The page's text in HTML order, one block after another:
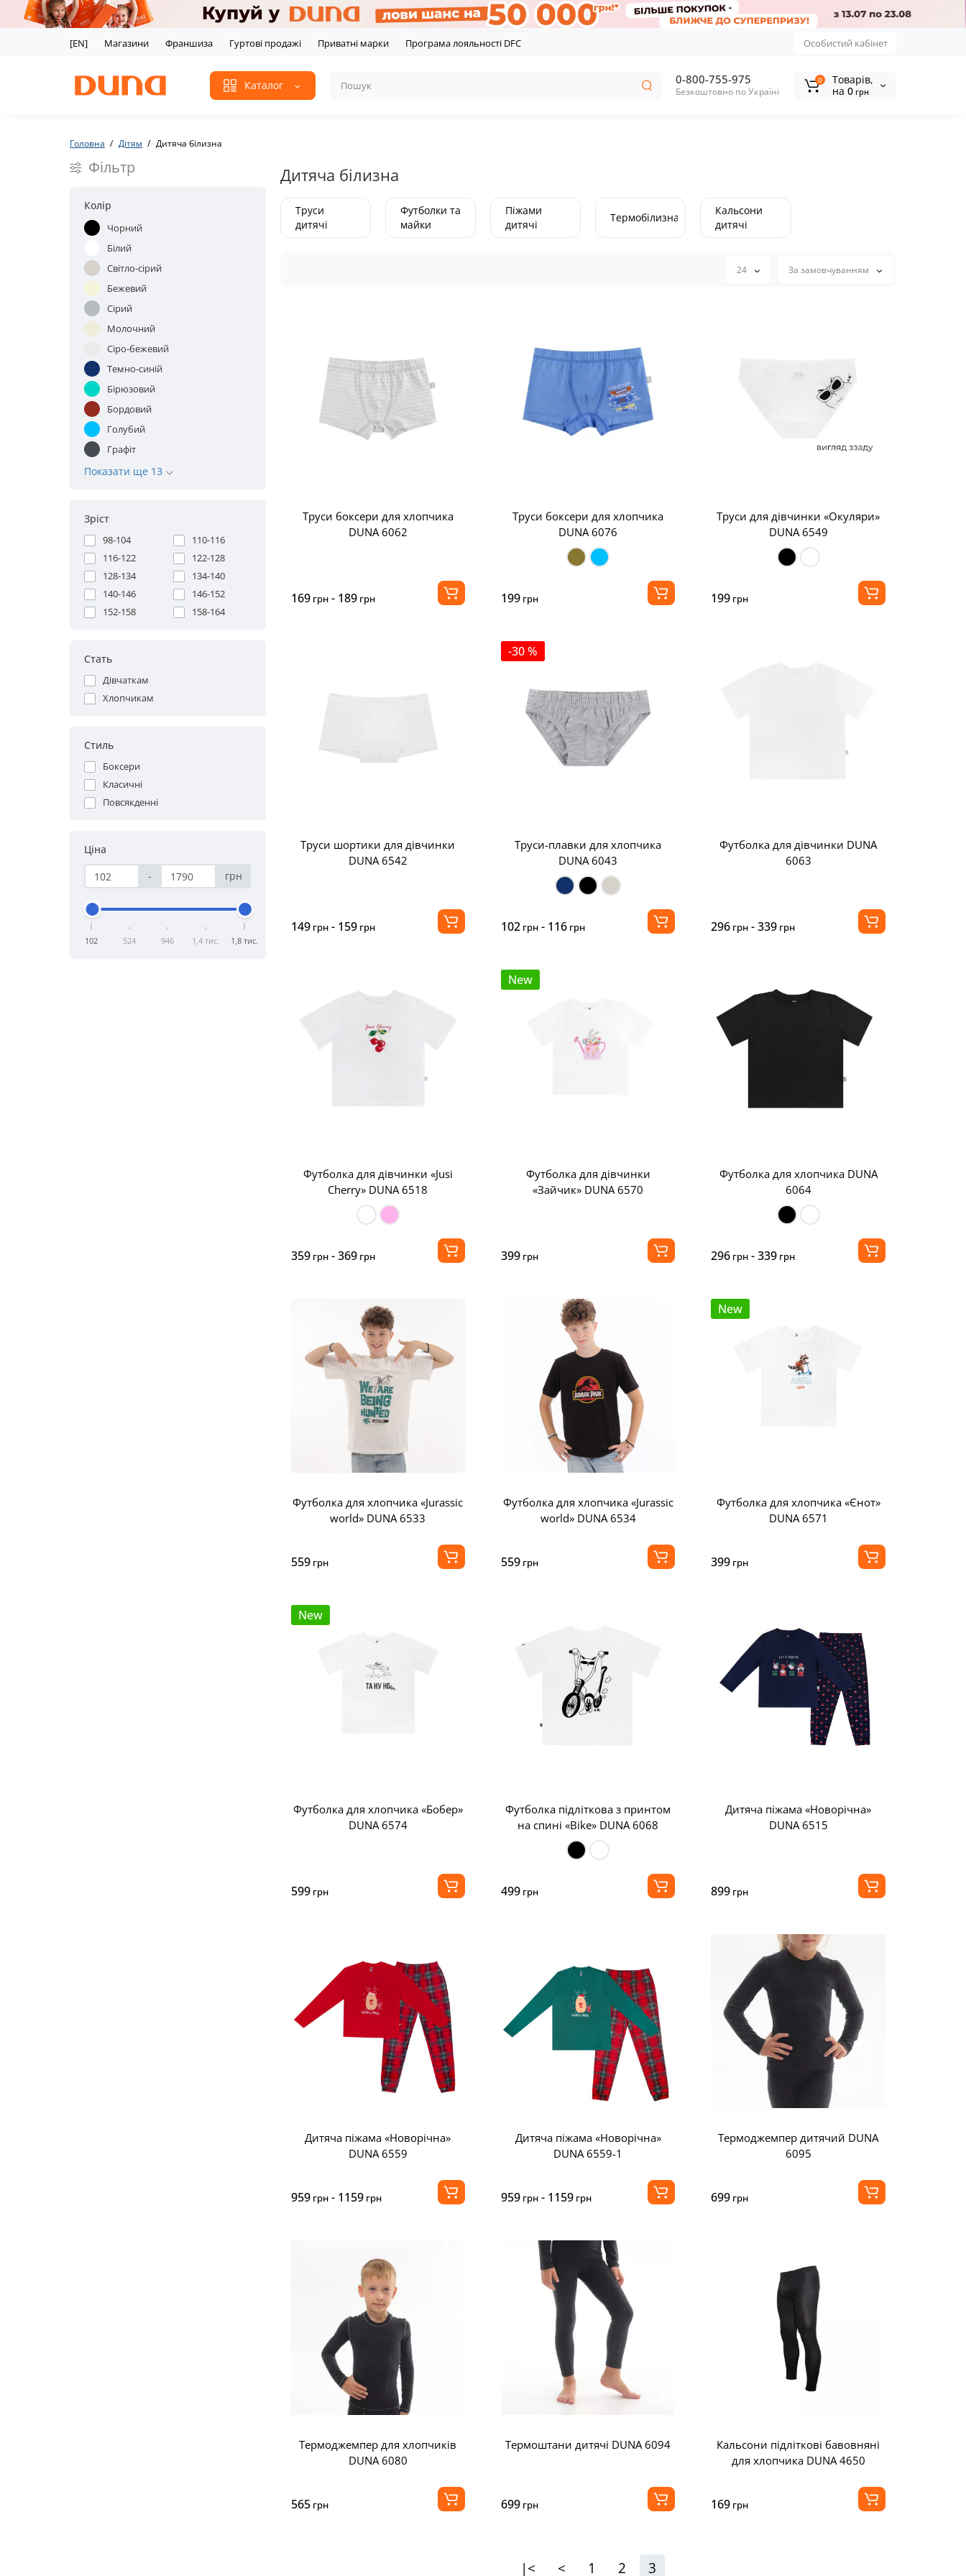
[EN] Магазини Франшиза Гуртові продажі Приватні марки Програма лояльності DFC Особистий кабінет
Каталог 0-800-755-975
Безкоштовно по Україні
0
Tоварів,
на 0 грн
Головна Дітям Дитяча білизна
Фільтр
Колір
Чорний
Білий
Світло-сірий
Бежевий
Сірий
Молочний
Сіро-бежевий
Темно-синій
Бірюзовий
Бордовий
Голубий
Графіт
Показати ще 13
Зріст
98-104
110-116
116-122
122-128
128-134
134-140
140-146
146-152
152-158
158-164
Стать
Дівчаткам
Хлопчикам
Стиль
Боксери
Класичні
Повсякденні
Ціна
-
грн
102 524 946 1,4 тис. 1,8 тис.
Дитяча білизна
Труси
дитячі
Футболки та
майки
Піжами
дитячі
Термобілизна
Кальсони
дитячі
24 За замовчуванням
Труси боксери для хлопчика
DUNA 6062
169грн- 189грн
Труси боксери для хлопчика
DUNA 6076
199грн
Труси для дівчинки «Окуляри»
DUNA 6549
199 грн
Труси шортики для дівчинки
DUNA 6542
149грн- 159грн
-30 %
Труси-плавки для хлопчика
DUNA 6043
102грн- 116грн
Футболка для дівчинки DUNA
6063
296 грн - 339 грн
Футболка для дівчинки «Jusi
Cherry» DUNA 6518
359грн- 369грн
New
Футболка для дівчинки
«Зайчик» DUNA 6570
399грн
Футболка для хлопчика DUNA
6064
296 грн - 339 грн
Футболка для хлопчика «Jurassic
world» DUNA 6533
559грн
Футболка для хлопчика «Jurassic
world» DUNA 6534
559грн
New
Футболка для хлопчика «Єнот»
DUNA 6571
399 грн
New
Футболка для хлопчика «Бобер»
DUNA 6574
599грн
Футболка підліткова з принтом
на спині «Bike» DUNA 6068
499грн
Дитяча піжама «Новорічна»
DUNA 6515
899 грн
Дитяча піжама «Новорічна»
DUNA 6559
959грн- 1159грн
Дитяча піжама «Новорічна»
DUNA 6559-1
959грн- 1159грн
Термоджемпер дитячий DUNA
6095
699 грн
Термоджемпер для хлопчиків
DUNA 6080
565грн
Термоштани дитячі DUNA 6094
699грн
Кальсони підліткові бавовняні
для хлопчика DUNA 4650
169 грн
|< < 1 2 3